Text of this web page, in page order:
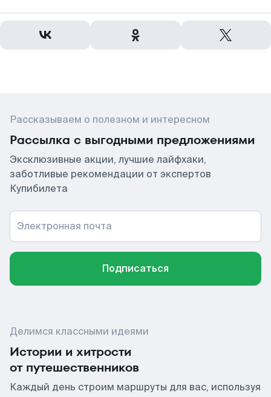
Рассказываем о полезном и интересном
Рассылка с выгодными предложениями
Эксклюзивные акции, лучшие лайфхаки,
заботливые рекомендации от экспертов
Купибилета
Электронная почта
Подписаться
Делимся классными идеями
Истории и хитрости
от путешественников
Каждый день строим маршруты для вас, используя